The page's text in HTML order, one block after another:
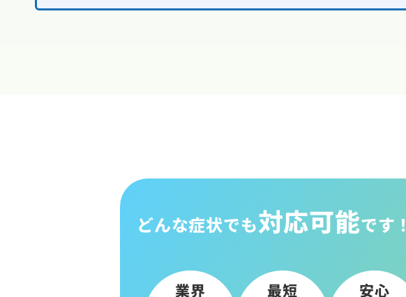
どんな症状でも対応可能です！
業界 最短 安心